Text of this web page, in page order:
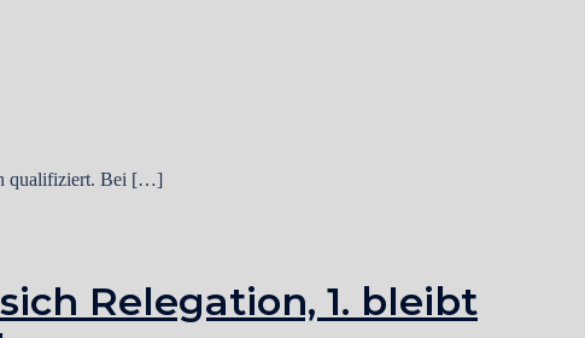
qualifiziert. Bei […]
Relegation, 1. bleibt